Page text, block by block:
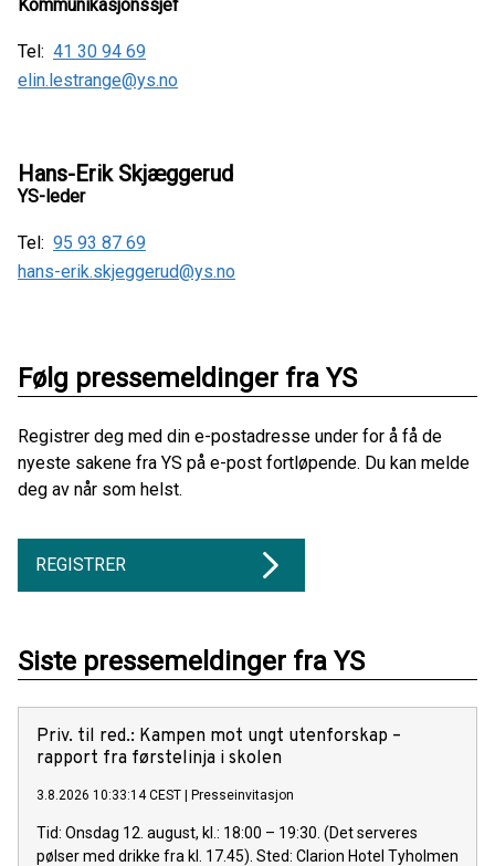
Kommunikasjonssjef
Tel: 41 30 94 69
elin.lestrange@ys.no
Hans-Erik Skjæggerud
YS-leder
Tel: 95 93 87 69
hans-erik.skjeggerud@ys.no
Følg pressemeldinger fra YS
Registrer deg med din e-postadresse under for å få de
nyeste sakene fra YS på e-post fortløpende. Du kan melde
deg av når som helst.
REGISTRER
Siste pressemeldinger fra YS
Priv. til red.: Kampen mot ungt utenforskap –
rapport fra førstelinja i skolen
3.8.2026 10:33:14 CEST Presseinvitasjon
Tid: Onsdag 12. august, kl.: 18:00 – 19:30. (Det serveres
pølser med drikke fra kl. 17.45). Sted: Clarion Hotel Tyholmen